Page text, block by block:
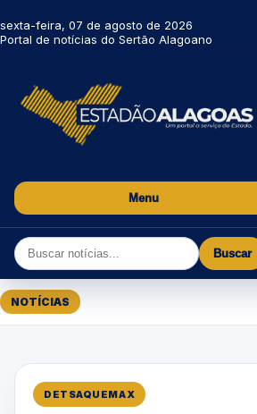
sexta-feira, 07 de agosto de 2026
Portal de notícias do Sertão Alagoano
Menu
Buscar
NOTÍCIAS
DETSAQUEMAX